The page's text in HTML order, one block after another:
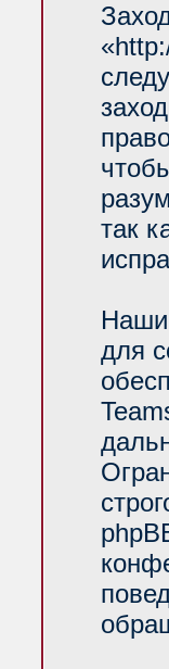
так
Наши
для